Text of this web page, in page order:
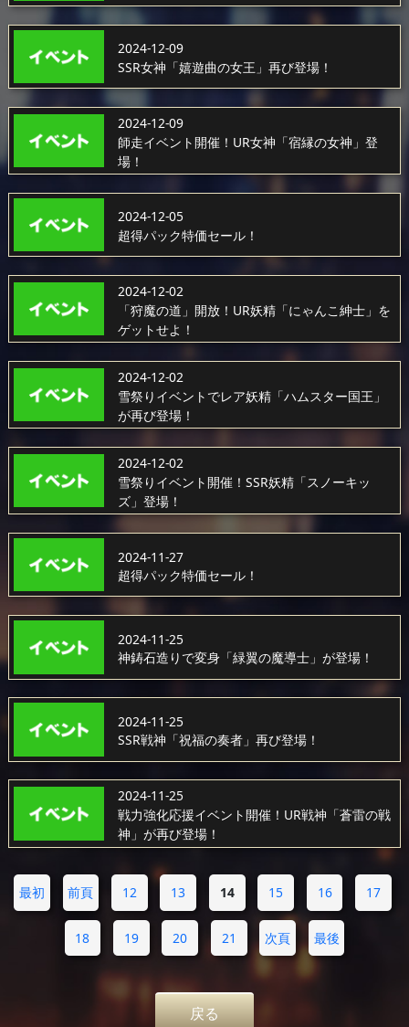
2024-12-09
SSR女神「嬉遊曲の女王」再び登場！
2024-12-09
師走イベント開催！UR女神「宿縁の女神」登
場！
2024-12-05
超得パック特価セール！
2024-12-02
「狩魔の道」開放！UR妖精「にゃんこ紳士」を
ゲットせよ！
2024-12-02
雪祭りイベントでレア妖精「ハムスター国王」
が再び登場！
2024-12-02
雪祭りイベント開催！SSR妖精「スノーキッ
ズ」登場！
2024-11-27
超得パック特価セール！
2024-11-25
神鋳石造りで変身「緑翼の魔導士」が登場！
2024-11-25
SSR戦神「祝福の奏者」再び登場！
2024-11-25
戦力強化応援イベント開催！UR戦神「蒼雷の戦
神」が再び登場！
最初 前頁 12 13 14 15 16 17
18 19 20 21 次頁 最後
戻る